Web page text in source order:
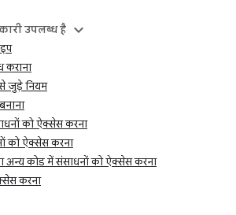
उपलब्ध है
कराना
जुड़े नियम
को ऐक्सेस करना
को ऐक्सेस करना
कोड में संसाधनों को ऐक्सेस करना
करना